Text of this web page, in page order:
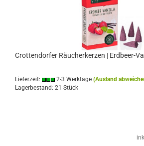
Crottendorfer Räucherkerzen | Erdbeer-
Lieferzeit: 2-3 Werktage (Ausland
Lagerbestand: 21 Stück